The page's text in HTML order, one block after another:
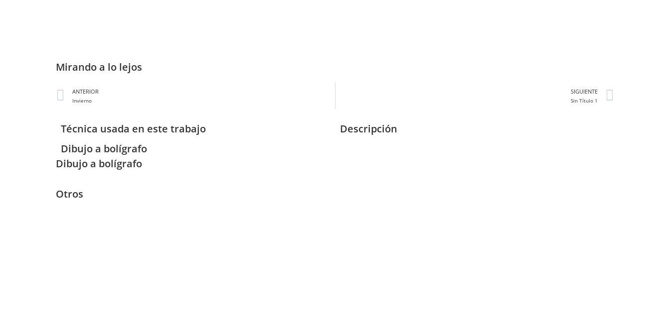
Mirando a lo lejos
ANTERIOR
Invierno
SIGUIENTE
Sin Título 1
Técnica usada en este trabajo
Dibujo a bolígrafo
Descripción
Dibujo a bolígrafo
Otros